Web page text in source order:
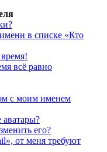
в списке «Кто
всё равно
с моим именем
его?
от меня требуют